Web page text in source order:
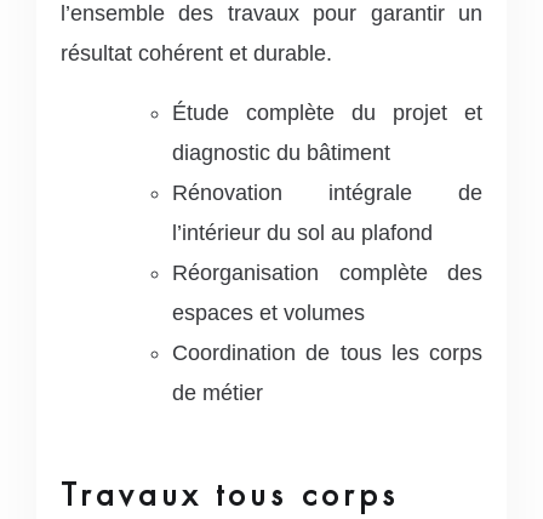
l’ensemble des travaux pour garantir un
résultat cohérent et durable.
Étude complète du projet et
diagnostic du bâtiment
Rénovation intégrale de
l’intérieur du sol au plafond
Réorganisation complète des
espaces et volumes
Coordination de tous les corps
de métier
Travaux tous corps